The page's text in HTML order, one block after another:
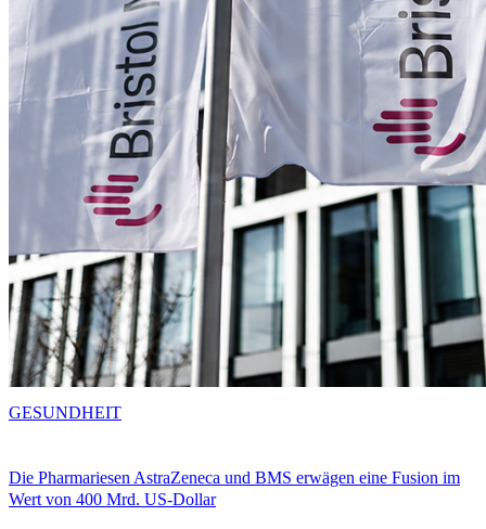
Die Pharmariesen AstraZeneca und BMS erwägen eine Fusion im
Wert von 400 Mrd. US-Dollar
GESUNDHEIT